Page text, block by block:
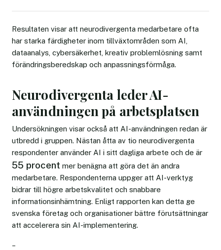
Resultaten visar att neurodivergenta medarbetare ofta
har starka färdigheter inom tillväxtområden som AI,
dataanalys, cybersäkerhet, kreativ problemlösning samt
förändringsberedskap och anpassningsförmåga.
Neurodivergenta leder AI-
användningen på arbetsplatsen
Undersökningen visar också att AI-användningen redan är
utbredd i gruppen. Nästan åtta av tio neurodivergenta
respondenter använder AI i sitt dagliga arbete och de är
55 procent mer benägna att göra det än andra
medarbetare. Respondenterna uppger att AI-verktyg
bidrar till högre arbetskvalitet och snabbare
informationsinhämtning. Enligt rapporten kan detta ge
svenska företag och organisationer bättre förutsättningar
att accelerera sin AI-implementering.
–